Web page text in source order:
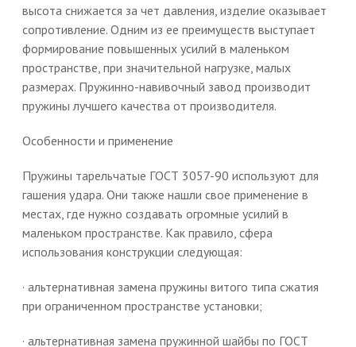
высота снижается за чет давления, изделие оказывает
сопротивление. Одним из ее преимуществ выступает
формирование повышенных усилий в маленьком
пространстве, при значительной нагрузке, малых
размерах. Пружинно-навивочный завод производит
пружины лучшего качества от производителя.
Особенности и применение
Пружины тарельчатые ГОСТ 3057-90 используют для
гашения удара. Они также нашли свое применение в
местах, где нужно создавать огромные усилий в
маленьком пространстве. Как правило, сфера
использования конструкции следующая:
· альтернативная замена пружины витого типа сжатия
при ограниченном пространстве установки;
· альтернативная замена пружинной шайбы по ГОСТ